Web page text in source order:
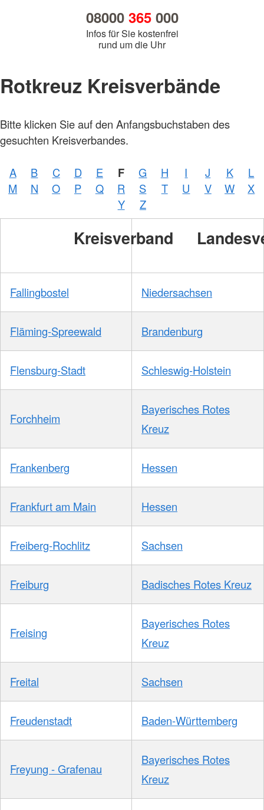
08000 365000
Infos für Sie kostenfrei
rund um die Uhr
Rotkreuz Kreisverbände
Bitte klicken Sie auf den Anfangsbuchstaben des
gesuchten Kreisverbandes.
A B C D E F G H I J K
L
M
N O P Q R S T U V W
X
Y
Z
Kreisverband
Fallingbostel Niedersachsen
Fläming-Spreewald Brandenburg
Flensburg-Stadt Schleswig-Holstein
Forchheim
Bayerisches Rotes
Kreuz
Frankenberg Hessen
Frankfurt am Main Hessen
Freiberg-Rochlitz Sachsen
Freiburg Badisches Rotes Kreuz
Freising
Bayerisches Rotes
Kreuz
Freital Sachsen
Freudenstadt Baden-Württemberg
Freyung - Grafenau
Bayerisches Rotes
Kreuz